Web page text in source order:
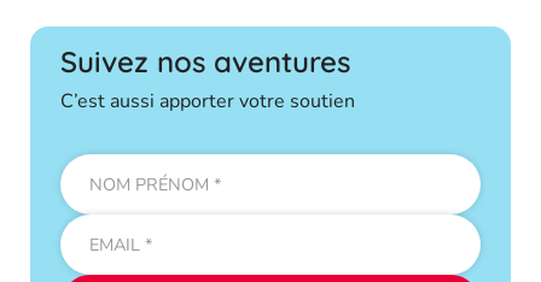
Suivez nos aventures
C’est aussi apporter votre soutien